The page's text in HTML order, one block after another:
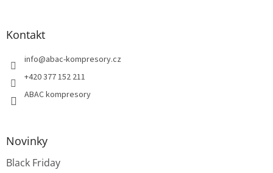
Kontakt
info@abac-kompresory.cz
+420 377 152 211
ABAC kompresory
Novinky
Black Friday